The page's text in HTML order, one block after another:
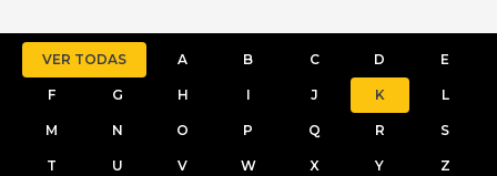
VER TODAS A B C D E
F G H I J K L
M N O P Q R S
T U V W X Y Z